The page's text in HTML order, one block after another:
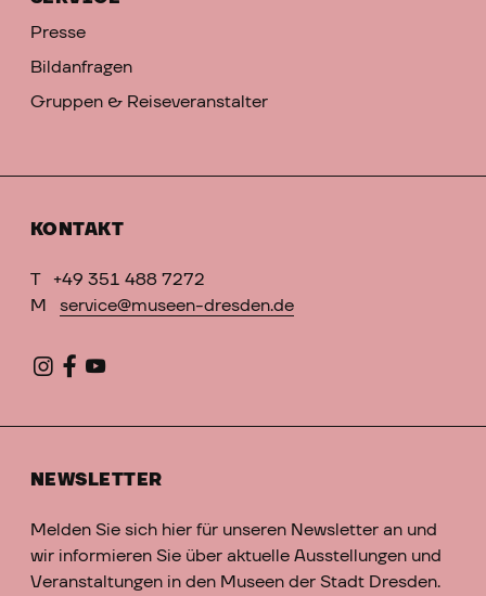
Presse
Bildanfragen
Gruppen & Reiseveranstalter
KONTAKT
T
+49 351 488 7272
M
service@museen-dresden.de
NEWSLETTER
Melden Sie sich hier für unseren Newsletter an und
wir informieren Sie über aktuelle Ausstellungen und
Veranstaltungen in den Museen der Stadt Dresden.